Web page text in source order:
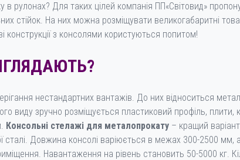
в рулонах? Для таких цілей компанія ПП«Світовид»
стійок. На них можна розміщувати великогабаритні
з консолями користуються попитом!
нестандартних вантажів. До них відноситься
виду зручно розміщується пластиковий профіль, плити,
Консольні стелажі для металопрокату – кращий
сталі. Довжина консолі варіюється в межах 300-2500
Навантаження на рівень становить 50-5000 кг.